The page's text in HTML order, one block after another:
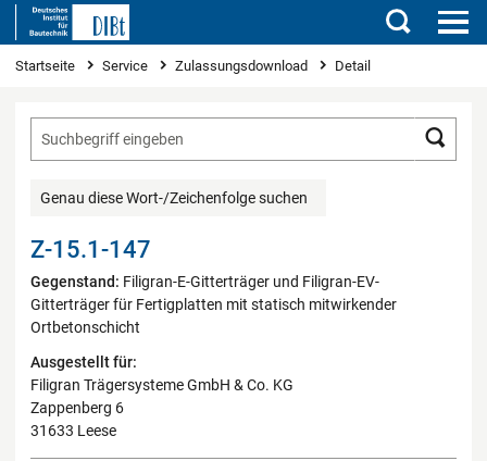
Suchen
Sie sind hier
Startseite Service Zulassungsdownload Detail
Genau diese Wort-/Zeichenfolge suchen
Z-15.1-147
Gegenstand: Filigran-E-Gitterträger und Filigran-EV-
Gitterträger für Fertigplatten mit statisch mitwirkender
Ortbetonschicht
Ausgestellt für:
Filigran Trägersysteme GmbH & Co. KG
Zappenberg 6
31633 Leese